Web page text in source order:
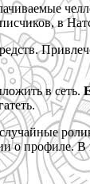
в
в сеть.
о профиле.